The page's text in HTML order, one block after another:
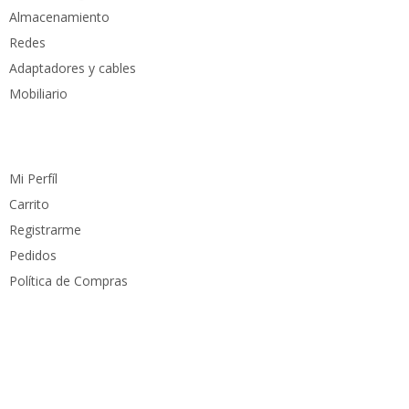
MEMORIO RAM
TIPO DE DISCO
Almacenamiento
Redes
Adaptadores y cables
Mobiliario
Mi Perfíl
Carrito
Registrarme
Pedidos
Política de Compras